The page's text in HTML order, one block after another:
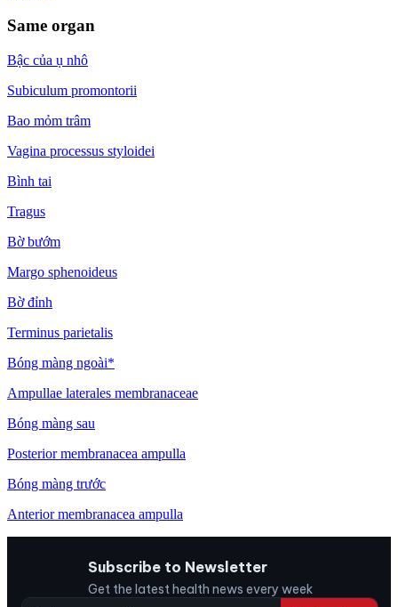
Same organ
Bậc của ụ nhô
Subiculum promontorii
Bao mỏm trâm
Vagina processus styloidei
Bình tai
Tragus
Bờ bướm
Margo sphenoideus
Bờ đỉnh
Terminus parietalis
Bóng màng ngoài*
Ampullae laterales membranaceae
Bóng màng sau
Posterior membranacea ampulla
Bóng màng trước
Anterior membranacea ampulla
Subscribe to Newsletter
Get the latest health news every week